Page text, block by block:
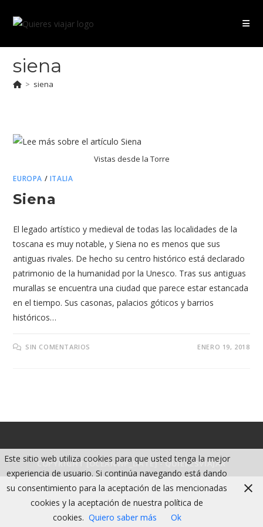
siena
> siena
Vistas desde la Torre
EUROPA / ITALIA
Siena
El legado artístico y medieval de todas las localidades de la
toscana es muy notable, y Siena no es menos que sus
antiguas rivales. De hecho su centro histórico está declarado
patrimonio de la humanidad por la Unesco. Tras sus antiguas
murallas se encuentra una ciudad que parece estar estancada
en el tiempo. Sus casonas, palacios góticos y barrios
históricos…
SIN COMENTARIOS ENERO 19, 2018
COPYRIGHT [OCEANWP_DATE] - QUIERESVIAJAR
Este sitio web utiliza cookies para que usted tenga la mejor
experiencia de usuario. Si continúa navegando está dando
su consentimiento para la aceptación de las mencionadas
cookies y la aceptación de nuestra política de
cookies. Quiero saber más Ok